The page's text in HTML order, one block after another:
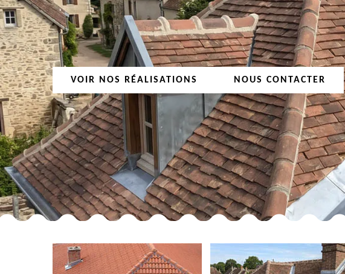
VOIR NOS RÉALISATIONS NOUS CONTACTER